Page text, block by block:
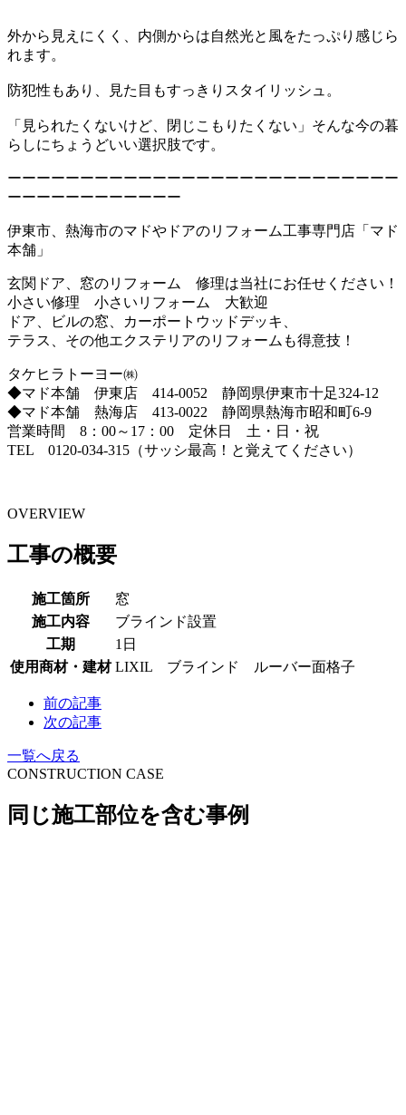
外から見えにくく、内側からは自然光と風をたっぷり感じら
れます。
防犯性もあり、見た目もすっきりスタイリッシュ。
「見られたくないけど、閉じこもりたくない」そんな今の暮
らしにちょうどいい選択肢です。
ーーーーーーーーーーーーーーーーーーーーーーーーーーー
ーーーーーーーーーーーー
伊東市、熱海市のマドやドアのリフォーム工事専門店「マド
本舗」
玄関ドア、窓のリフォーム 修理は当社にお任せください！
小さい修理 小さいリフォーム 大歓迎
ドア、ビルの窓、カーポートウッドデッキ、
テラス、その他エクステリアのリフォームも得意技！
タケヒラトーヨー㈱
◆マド本舗 伊東店 414-0052 静岡県伊東市十足324-12
◆マド本舗 熱海店 413-0022 静岡県熱海市昭和町6-9
営業時間 8：00～17：00 定休日 土・日・祝
TEL 0120-034-315（サッシ最高！と覚えてください）
OVERVIEW
工事の概要
施工箇所
窓
施工内容
ブラインド設置
工期
1日
使用商材・建材 LIXIL ブラインド ルーバー面格子
前の記事
次の記事
一覧へ戻る
CONSTRUCTION CASE
同じ施工部位を含む事例